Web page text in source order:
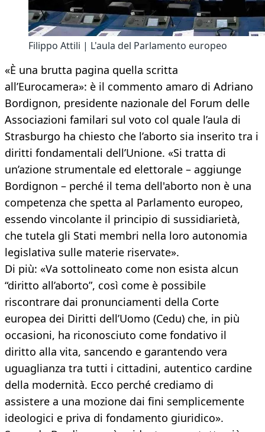
Filippo Attili | L'aula del Parlamento europeo
«È una brutta pagina quella scritta
all’Eurocamera»: è il commento amaro di Adriano
Bordignon, presidente nazionale del Forum delle
Associazioni familari sul voto col quale l’aula di
Strasburgo ha chiesto che l’aborto sia inserito tra i
diritti fondamentali dell’Unione. «Si tratta di
un’azione strumentale ed elettorale – aggiunge
Bordignon – perché il tema dell'aborto non è una
competenza che spetta al Parlamento europeo,
essendo vincolante il principio di sussidiarietà,
che tutela gli Stati membri nella loro autonomia
legislativa sulle materie riservate».
Di più: «Va sottolineato come non esista alcun
“diritto all’aborto”, così come è possibile
riscontrare dai pronunciamenti della Corte
europea dei Diritti dell’Uomo (Cedu) che, in più
occasioni, ha riconosciuto come fondativo il
diritto alla vita, sancendo e garantendo vera
uguaglianza tra tutti i cittadini, autentico cardine
della modernità. Ecco perché crediamo di
assistere a una mozione dai fini semplicemente
ideologici e priva di fondamento giuridico».